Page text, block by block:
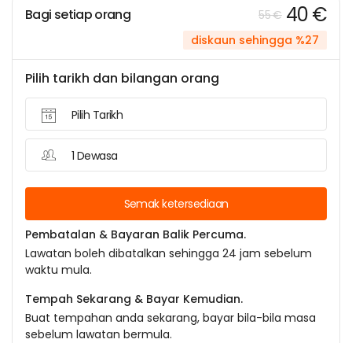
Bagi setiap orang 55 € 40 €
diskaun sehingga %27
Pilih tarikh dan bilangan orang
Pilih Tarikh
1 Dewasa
Semak ketersediaan
Pembatalan & Bayaran Balik Percuma.
Lawatan boleh dibatalkan sehingga 24 jam sebelum
waktu mula.
Tempah Sekarang & Bayar Kemudian.
Buat tempahan anda sekarang, bayar bila-bila masa
sebelum lawatan bermula.